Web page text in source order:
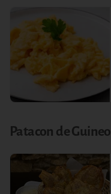
Patacon de Guineo